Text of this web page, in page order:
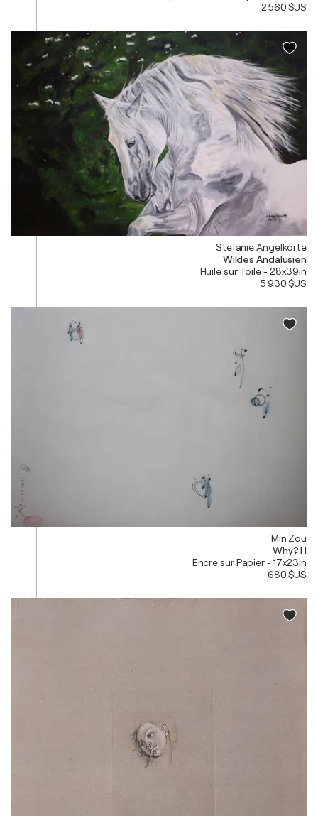
2 560 $US
Stefanie Angelkorte
Wildes Andalusien
Huile sur Toile - 28x39in
5 930 $US
Min Zou
Why? I I
Encre sur Papier - 17x23in
680 $US